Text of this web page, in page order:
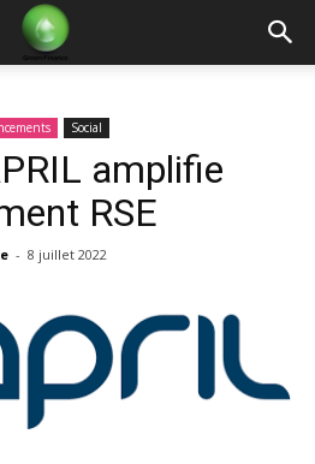
Social
amplifie
RSE
- 8 juillet 2022